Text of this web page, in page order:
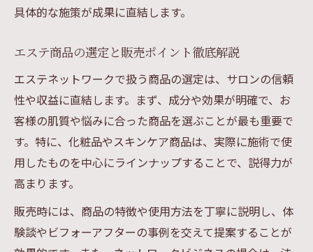
具体的な施策が成果に直結します。
エステ商品の選定と販売ポイント徹底解説
エステネットワークで扱う商品の選定は、サロンの信頼
性や収益に直結します。まず、成分や効果が明確で、お
客様の肌質や悩みに合った商品を選ぶことが最も重要で
す。特に、化粧品やスキンケア商品は、実際に施術で使
用したものを中心にラインナップすることで、説得力が
高まります。
販売時には、商品の特徴や使用方法を丁寧に説明し、体
験談やビフォーアフターの事例を交えて提案することが